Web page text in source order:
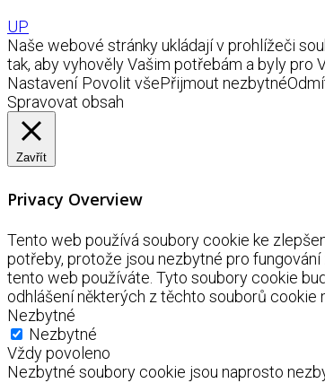
UP
Naše webové stránky ukládají v prohlížeči
tak, aby vyhověly Vašim potřebám a byly pro
Nastavení Povolit všePřijmout nezbytné
Spravovat obsah
Zavřít
Privacy Overview
Tento web používá soubory cookie ke
potřeby, protože jsou nezbytné pro
tento web používáte. Tyto soubory cookie
odhlášení některých z těchto souborů cookie
Nezbytné
Nezbytné
Vždy povoleno
Nezbytné soubory cookie jsou naprosto